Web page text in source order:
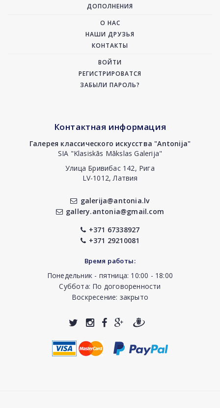
ДОПОЛНЕНИЯ
О НАС
НАШИ ДРУЗЬЯ
КОНТАКТЫ
ВОЙТИ
РЕГИСТРИРОВАТСЯ
ЗАБЫЛИ ПАРОЛЬ?
Контактная информация
Галерея классического искусства "Antonija"
SIA "Klasiskās Mākslas Galerija"
Улица Бривибас 142, Рига
LV-1012, Латвия
galerija@antonia.lv
gallery.antonia@gmail.com
+371 67338927
+371 29210081
Время работы:
Понедельник - пятница: 10:00 - 18:00
Суббота: По договоренности
Воскресение: закрыто